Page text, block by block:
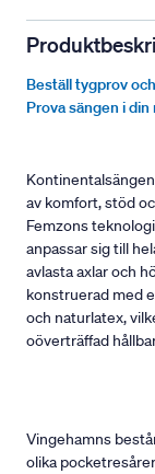
Beställ tygprov
Prova sängen i
av komfort, stöd
Femzons
anpassar sig till
avlasta axlar och
konstruerad med
och naturlatex,
oöverträffad
Vingehamns
olika